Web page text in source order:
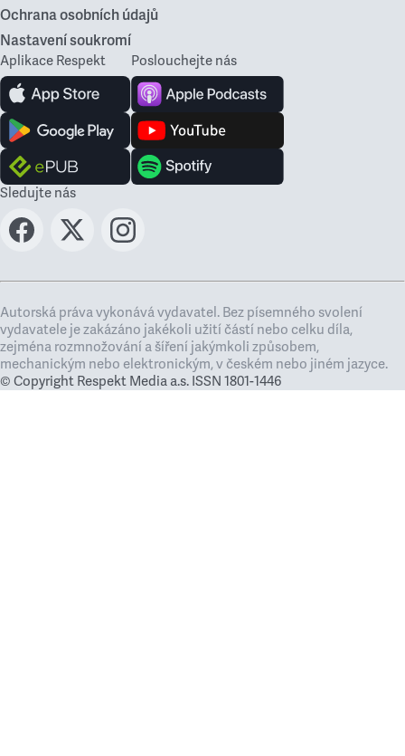
Ochrana osobních údajů
Nastavení soukromí
Aplikace Respekt Poslouchejte nás
Sledujte nás
Autorská práva vykonává vydavatel. Bez písemného svolení
vydavatele je zakázáno jakékoli užití částí nebo celku díla,
zejména rozmnožování a šíření jakýmkoli způsobem,
mechanickým nebo elektronickým, v českém nebo jiném jazyce.
© Copyright Respekt Media a.s. ISSN 1801-1446